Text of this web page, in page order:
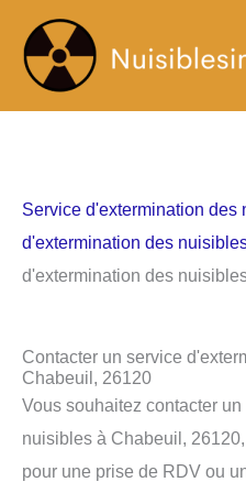
contenu
Service d'extermination des
d'extermination des
d'extermination des
Contacter un service
Chabeuil, 26120
Vous souhaitez contacter
nuisibles à Chabeuil,
pour une prise de RDV ou